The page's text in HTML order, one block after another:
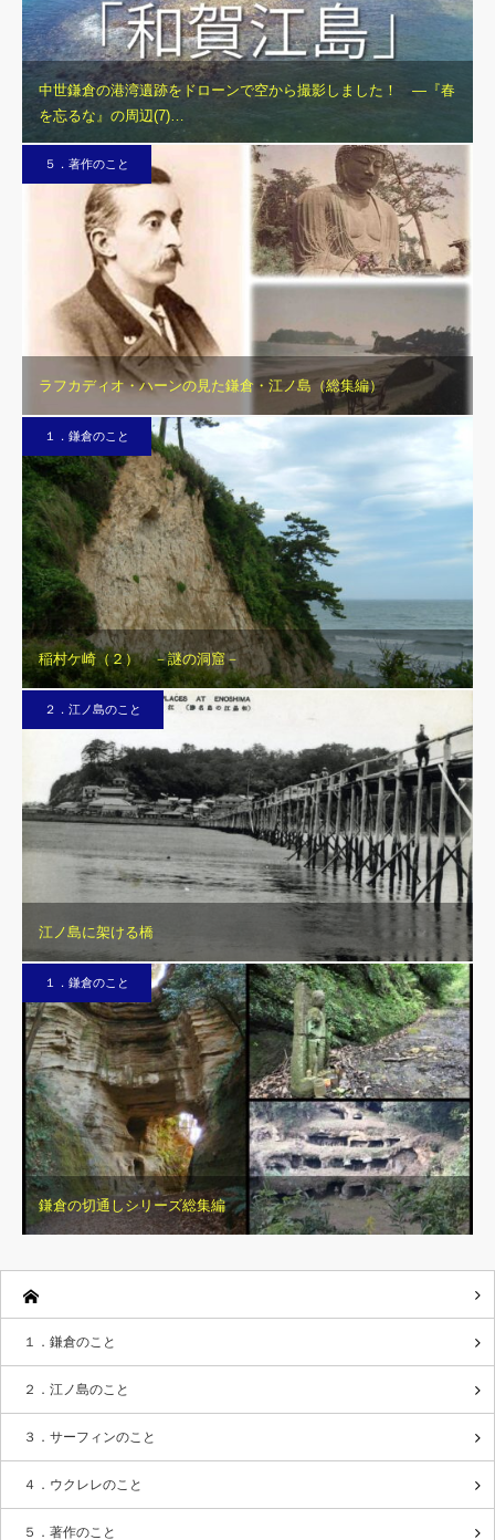
中世鎌倉の港湾遺跡をドローンで空から撮影しました！ ―『春
を忘るな』の周辺(7)…
５．著作のこと
ラフカディオ・ハーンの見た鎌倉・江ノ島（総集編）
１．鎌倉のこと
稲村ケ崎（２） －謎の洞窟－
２．江ノ島のこと
江ノ島に架ける橋
１．鎌倉のこと
鎌倉の切通しシリーズ総集編
１．鎌倉のこと
２．江ノ島のこと
３．サーフィンのこと
４．ウクレレのこと
５．著作のこと